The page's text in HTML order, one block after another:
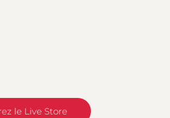
le Live Store